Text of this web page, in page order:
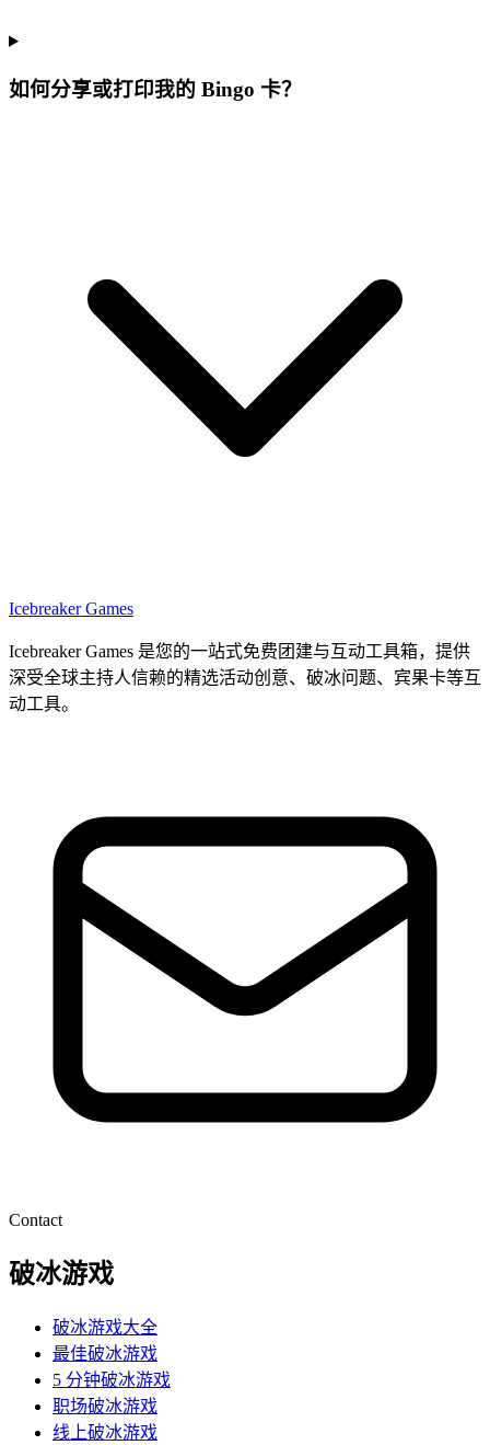
如何分享或打印我的 Bingo 卡？
Icebreaker Games
Icebreaker Games 是您的一站式免费团建与互动工具箱，提供
深受全球主持人信赖的精选活动创意、破冰问题、宾果卡等互
动工具。
Contact
破冰游戏
破冰游戏大全
最佳破冰游戏
5 分钟破冰游戏
职场破冰游戏
线上破冰游戏